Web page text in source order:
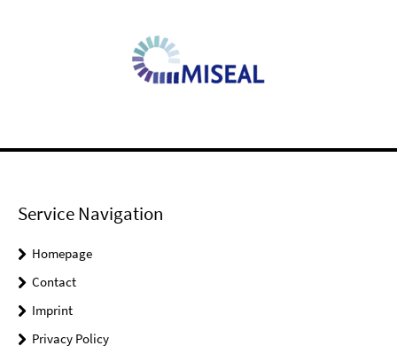
Service Navigation
Homepage
Contact
Imprint
Privacy Policy